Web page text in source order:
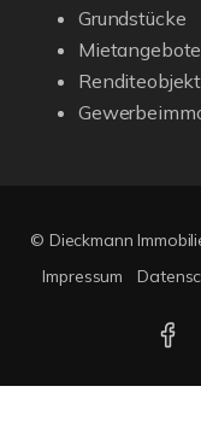
Grundstücke
Mietangebote
© Dieckmann
Impressum